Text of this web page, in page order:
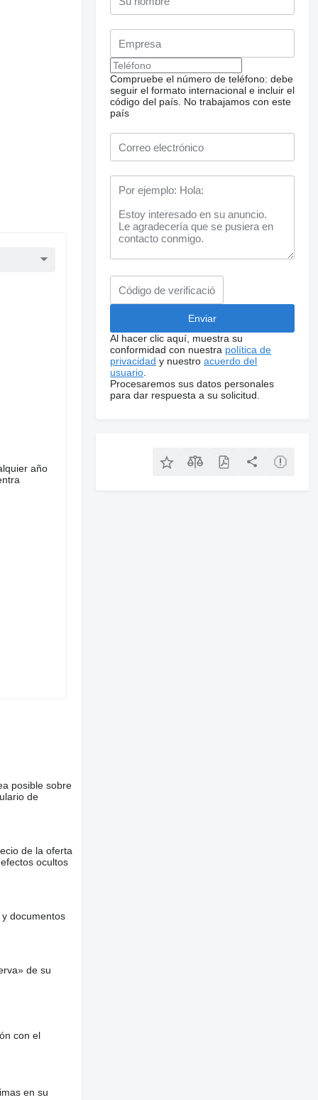
año
posible sobre
de
de la oferta
ocultos
documentos
de su
con el
en su
Compruebe el número de teléfono: debe
seguir el formato internacional e incluir el
código del país. No trabajamos con este
país
Al hacer clic aquí, muestra su
conformidad con nuestra política de
privacidad y nuestroacuerdo del
usuario
Procesaremos sus datos personales
para dar respuesta a su solicitud.